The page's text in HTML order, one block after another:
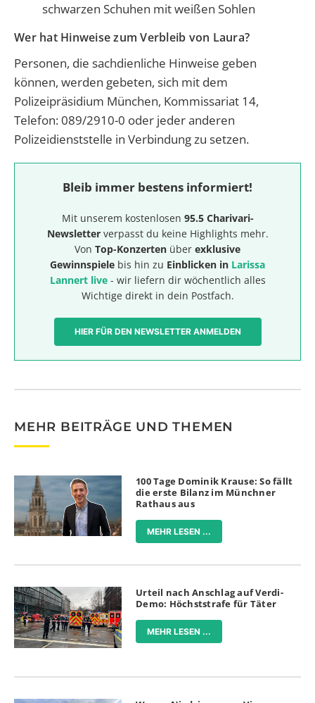
schwarzen Schuhen mit weißen Sohlen
Wer hat Hinweise zum Verbleib von Laura?
Personen, die sachdienliche Hinweise geben
können, werden gebeten, sich mit dem
Polizeipräsidium München, Kommissariat 14,
Telefon: 089/2910-0 oder jeder anderen
Polizeidienststelle in Verbindung zu setzen.
Bleib immer bestens informiert!
Mit unserem kostenlosen 95.5 Charivari-
Newsletterverpasst du keine Highlights mehr.
Von Top-Konzerten über exklusive
Gewinnspiele bis hin zu Einblicken in Larissa
Lannert live- wir liefern dir wöchentlich alles
Wichtige direkt in dein Postfach.
HIER FÜR DEN NEWSLETTER ANMELDEN
MEHR BEITRÄGE UND THEMEN
100 Tage Dominik Krause: So fällt
die erste Bilanz im Münchner
Rathaus aus
MEHR LESEN ...
Urteil nach Anschlag auf Verdi-
Demo: Höchststrafe für Täter
MEHR LESEN ...